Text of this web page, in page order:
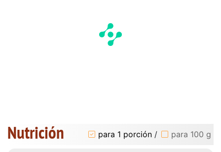
Nutrición para 1 porción / para 100 g